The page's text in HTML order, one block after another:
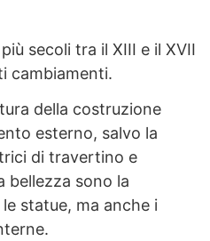
secoli tra il XIII e il XVII
cambiamenti.
della costruzione
esterno, salvo la
di travertino e
bellezza sono la
statue, ma anche i